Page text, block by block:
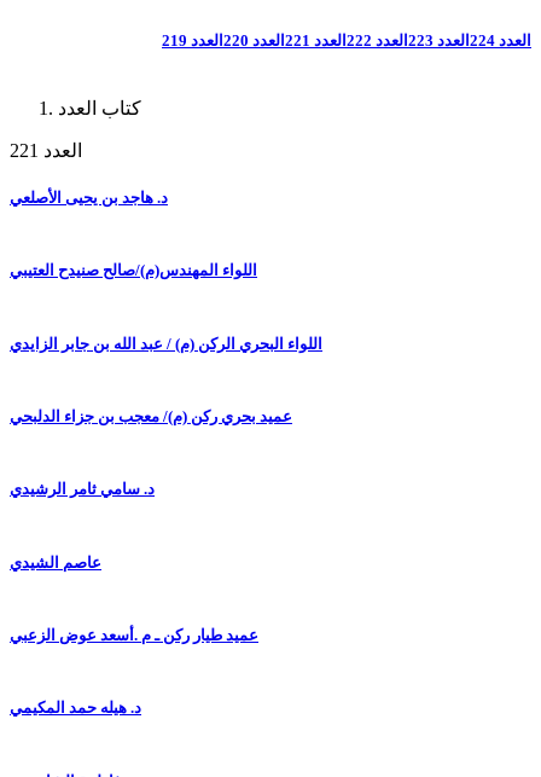
العدد 224 العدد 223 العدد 222 العدد 221 العدد 220 العدد 219
كتاب العدد
العدد 221
د. هاجد بن يحيى الأصلعي
اللواء المهندس(م)/صالح صنيدح العتيبي
اللواء البحري الركن (م) / عبد الله بن جابر الزايدي
عميد بحري ركن (م)/ معجب بن جزاء الدلبحي
د. سامي ثامر الرشيدي
عاصم الشيدي
عميد طيار ركن ـ م .أسعد عوض الزعبي
د. هيله حمد المكيمي